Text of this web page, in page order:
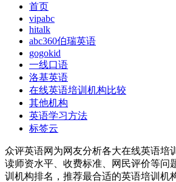
首页
vipabc
hitalk
abc360伯瑞英语
gogokid
一线口语
洛基英语
在线英语培训机构比较
其他机构
英语学习方法
标签云
众评英语网为网友分析各大在线英语培
读师资水平、收费标准、网民评价等问
训机构排名，推荐最合适的英语培训机